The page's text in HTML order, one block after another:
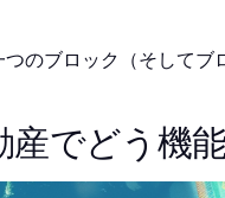
のブロック（そして
でどう機